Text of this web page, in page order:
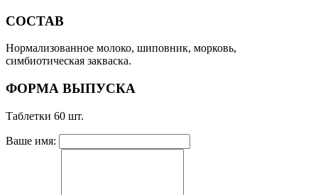
СОСТАВ
Нормализованное молоко, шиповник, морковь,
симбиотическая закваска.
ФОРМА ВЫПУСКА
Таблетки 60 шт.
Ваше имя: